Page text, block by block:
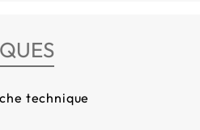
technique